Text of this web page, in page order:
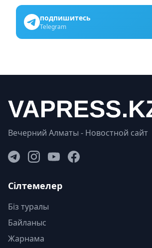
подпишитесь
Telegram
Вечерний Алматы - Новостной сайт
Сілтемелер
Біз туралы
Байланыс
Жарнама